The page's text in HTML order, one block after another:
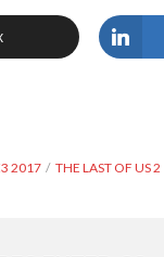
2017 THE LAST OF US 2